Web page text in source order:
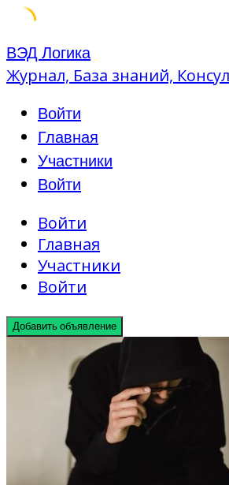
Skip
to
ВЭД Логика
Журнал, База знаний,
Войти
Главная
Участники
Войти
Войти
Главная
Участники
Войти
Добавить объявление